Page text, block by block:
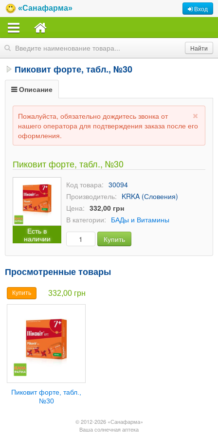
«Санафарма» Вход
Пиковит форте, табл., №30
Описание
Пожалуйста, обязательно дождитесь звонка от
нашего оператора для подтверждения заказа после его
оформления.
Пиковит форте, табл., №30
Есть в
наличии
Код товара: 30094
Производитель: KRKA (Словения)
Цена: 332,00 грн
В категории: БАДы и Витамины
Купить
Просмотренные товары
Купить 332,00 грн
Пиковит форте, табл.,
№30
© 2012-2026 «Санафарма»
Ваша солнечная аптека